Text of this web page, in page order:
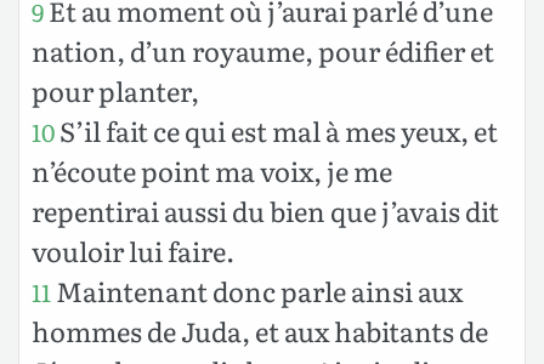
9Et au moment où j’aurai parlé d’une
nation, d’un royaume, pour édifier et
pour planter,
10S’il fait ce qui est mal à mes yeux, et
n’écoute point ma voix, je me
repentirai aussi du bien que j’avais dit
vouloir lui faire.
11 Maintenant donc parle ainsi aux
hommes de Juda, et aux habitants de